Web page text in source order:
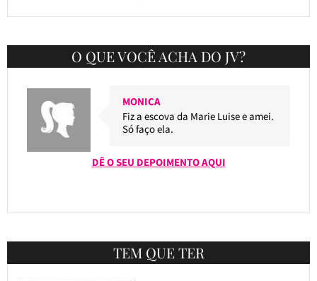
O QUE VOCÊ ACHA DO JV?
MONICA
Fiz a escova da Marie Luise e amei.
Só faço ela.
DÊ O SEU DEPOIMENTO AQUI
TEM QUE TER